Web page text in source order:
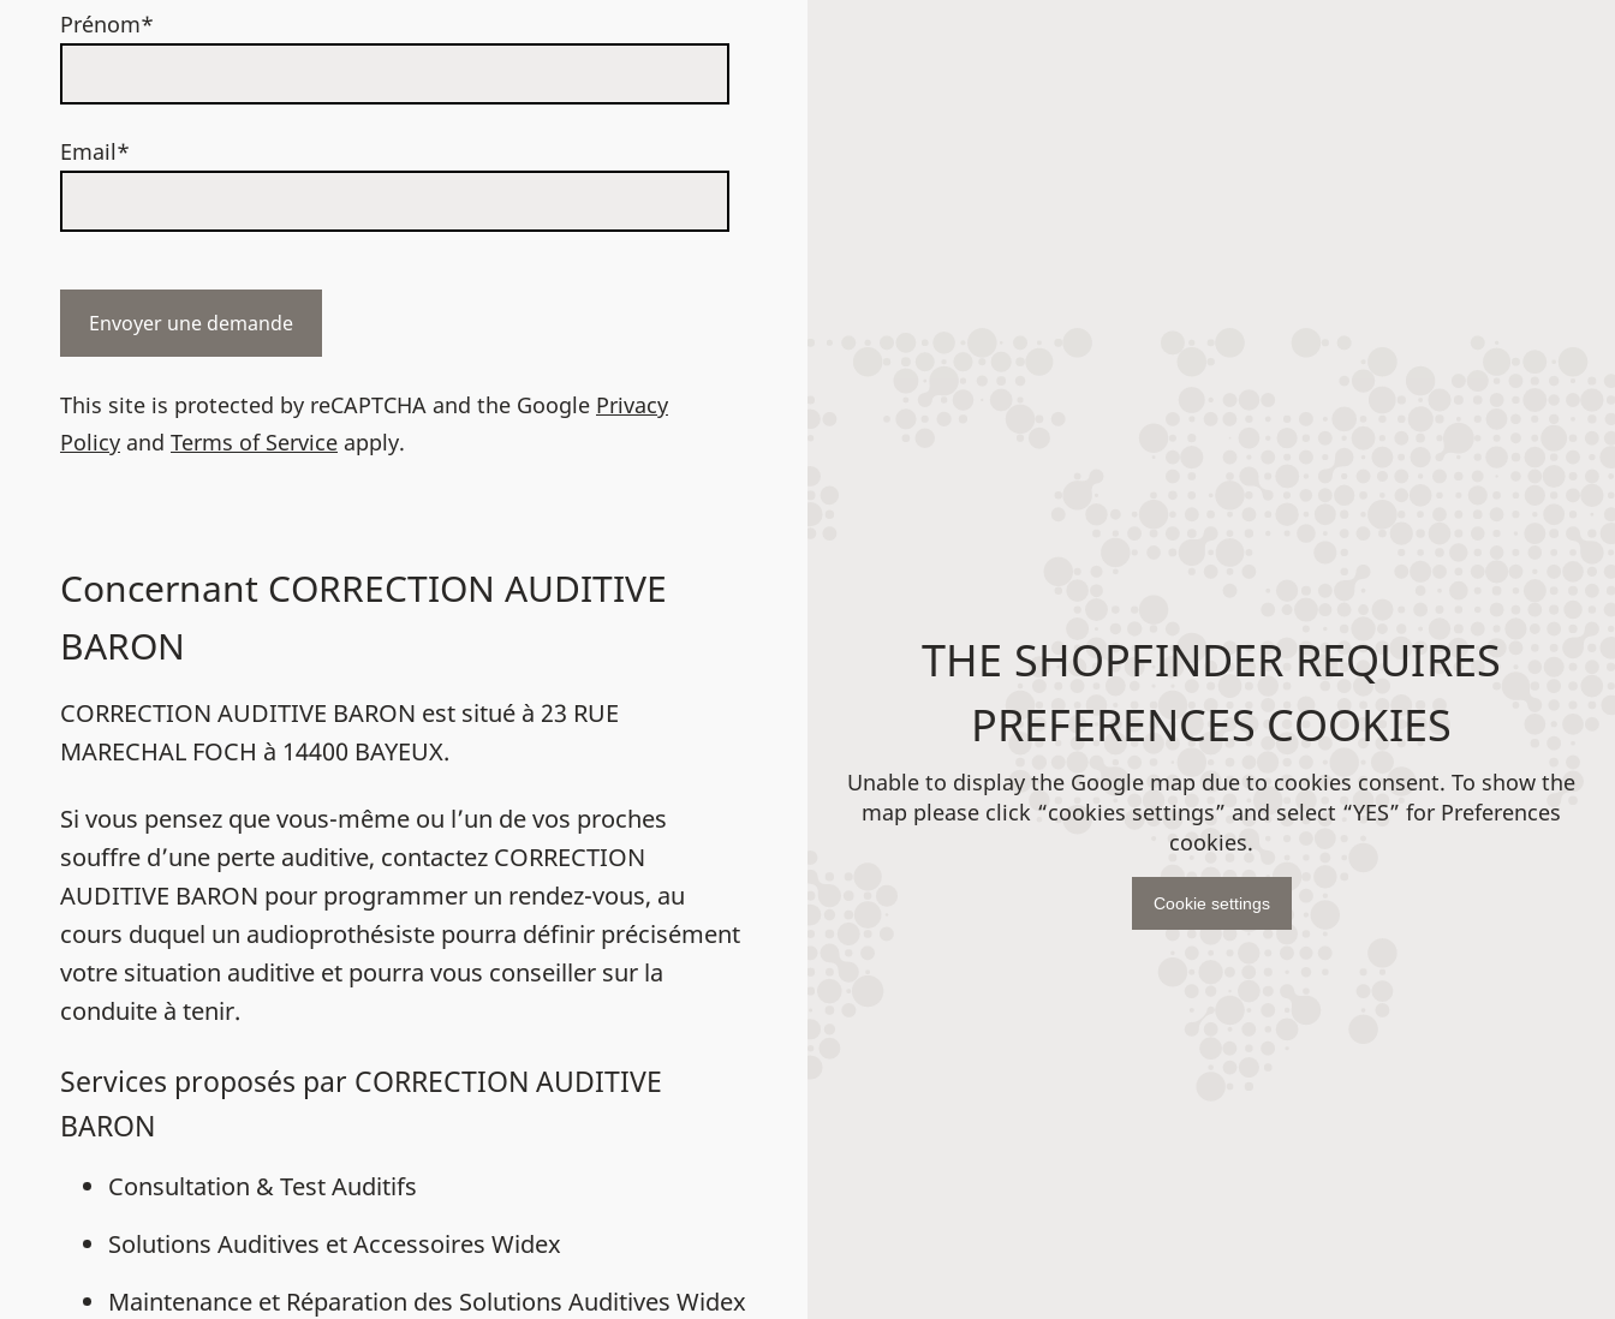
Prénom*
Email*
This site is protected by reCAPTCHA and the Google Privacy
Policy and Terms of Service apply.
Concernant CORRECTION AUDITIVE
BARON
CORRECTION AUDITIVE BARON est situé à 23 RUE
MARECHAL FOCH à 14400 BAYEUX.
Si vous pensez que vous-même ou l’un de vos proches
souffre d’une perte auditive, contactez CORRECTION
AUDITIVE BARON pour programmer un rendez-vous, au
cours duquel un audioprothésiste pourra définir précisément
votre situation auditive et pourra vous conseiller sur la
conduite à tenir.
Services proposés par CORRECTION AUDITIVE
BARON
Consultation & Test Auditifs
Solutions Auditives et Accessoires Widex
Maintenance et Réparation des Solutions Auditives Widex
THE SHOPFINDER REQUIRES
PREFERENCES COOKIES
Unable to display the Google map due to cookies consent. To show the
map please click “cookies settings” and select “YES” for Preferences
cookies.
Cookie settings